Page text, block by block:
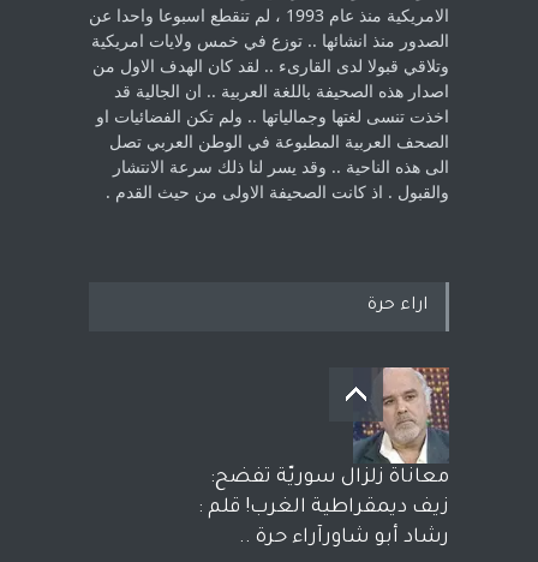
الامريكية منذ عام 1993 ، لم ‏تنقطع اسبوعا واحدا عن
الصدور منذ انشائها .. توزع في خمس ولايات امريكية
‏وتلاقي قبولا لدى القارىء ..‏ لقد كان الهدف الاول من
اصدار هذه الصحيفة باللغة العربية .. ان الجالية قد
اخذت ‏تنسى لغتها وجمالياتها .. ولم تكن الفضائيات او
الصحف العربية المطبوعة في الوطن ‏العربي تصل
الى هذه الناحية .. وقد يسر لنا ذلك سرعة الانتشار
والقبول . اذ كانت ‏الصحيفة الاولى من حيث القدم . ‏
اراء حرة
معاناة زلزال سوريّة تفضح:
زيف ديمقراطية الغرب! قلم :
رشاد أبو شاورآراء حرة ..